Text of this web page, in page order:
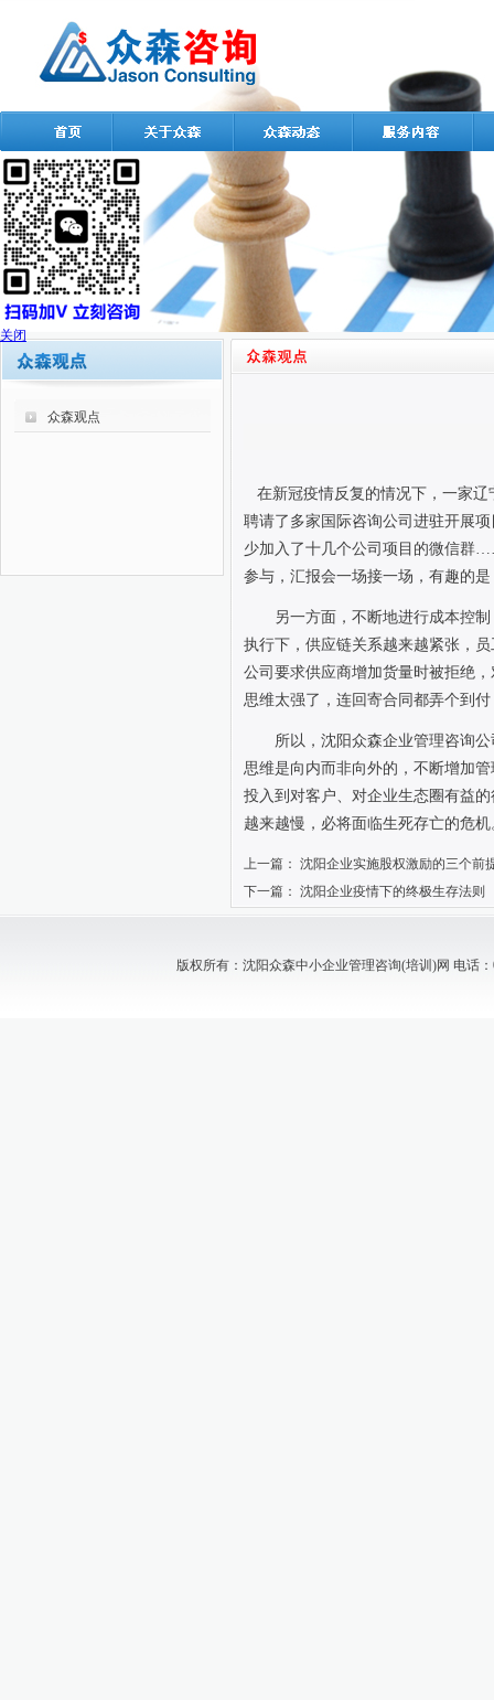
众森观点
在新冠疫情反复的情况下，一家
聘请了多家国际咨询公司进驻开展
少加入了十几个公司项目的微信群
参与，汇报会一场接一场，有趣的
另一方面，不断地进行成本控
执行下，供应链关系越来越紧张，
公司要求供应商增加货量时被拒绝
思维太强了，连回寄合同都弄个到
所以，沈阳众森企业管理咨询
思维是向内而非向外的，不断增加
投入到对客户、对企业生态圈有益
越来越慢，必将面临生死存亡的危机
上一篇： 沈阳企业实施股权激励的三个前
下一篇： 沈阳企业疫情下的终极生存法则
版权所有：沈阳众森中小企业管理咨询(培训)网 电话：
关闭